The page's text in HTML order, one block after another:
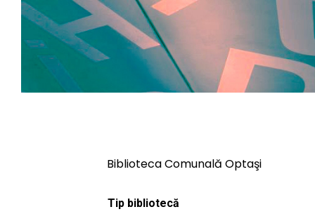
Biblioteca Comunală Optaşi
Tip bibliotecă